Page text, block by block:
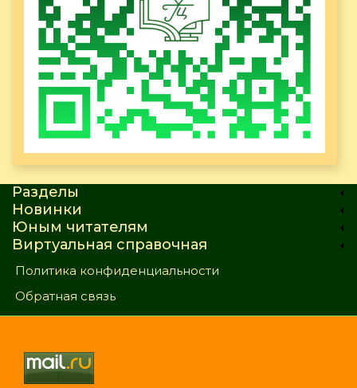
Разделы
Новинки
Юным читателям
Виртуальная справочная
Политика конфиденциальности
Обратная связь